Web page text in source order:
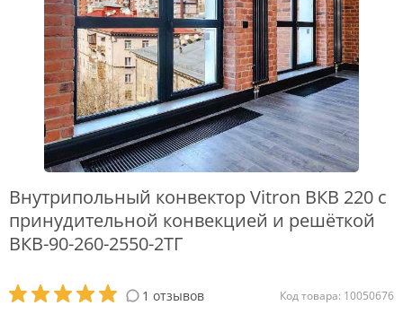
Внутрипольный конвектор Vitron ВКВ 220 с
принудительной конвекцией и решёткой
ВКВ-90-260-2550-2ТГ
1 отзывов Код товара: 10050676